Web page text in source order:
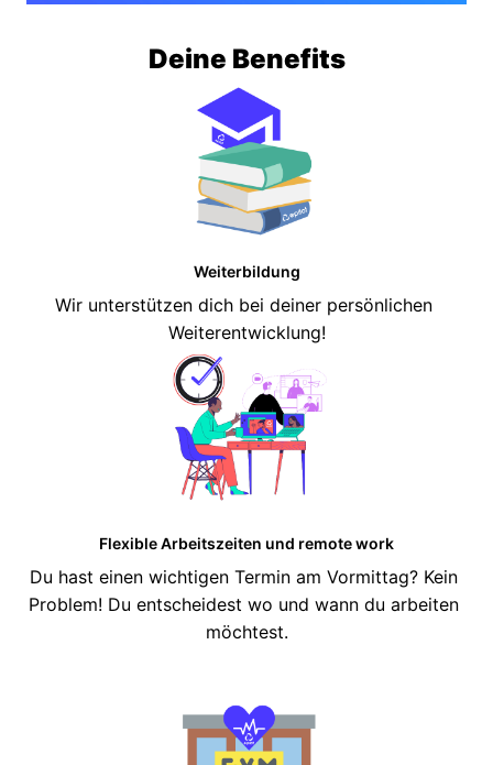
Deine Benefits
Weiterbildung
Wir unterstützen dich bei deiner persönlichen
Weiterentwicklung!
Flexible Arbeitszeiten und remote work
Du hast einen wichtigen Termin am Vormittag? Kein
Problem! Du entscheidest wo und wann du arbeiten
möchtest.